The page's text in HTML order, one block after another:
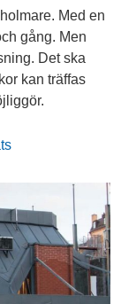
Med en
gång. Men
Det ska
kan träffas